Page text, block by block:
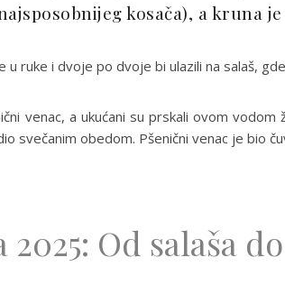
kosača), a kruna
ruke i dvoje po dvoje bi ulazili na salaš,
venac, a ukućani su prskali ovom
svečanim obedom. Pšenični venac je bio
2025: Od salaša